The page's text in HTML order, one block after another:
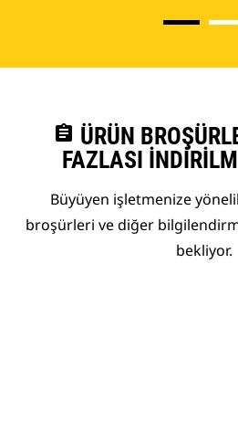
assignment ÜRÜN
FAZLASI
Büyüyen işletmenize
broşürleri ve diğer
bekliyor.